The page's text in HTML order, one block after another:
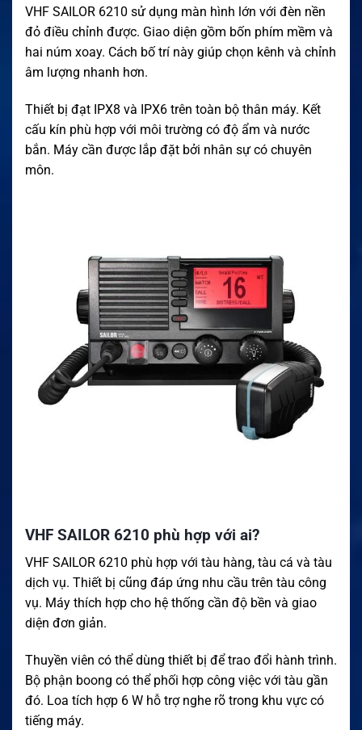
VHF SAILOR 6210 sử dụng màn hình lớn với đèn nền
đỏ điều chỉnh được. Giao diện gồm bốn phím mềm và
hai núm xoay. Cách bố trí này giúp chọn kênh và chỉnh
âm lượng nhanh hơn.
Thiết bị đạt IPX8 và IPX6 trên toàn bộ thân máy. Kết
cấu kín phù hợp với môi trường có độ ẩm và nước
bắn. Máy cần được lắp đặt bởi nhân sự có chuyên
môn.
VHF SAILOR 6210 phù hợp với ai?
VHF SAILOR 6210 phù hợp với tàu hàng, tàu cá và tàu
dịch vụ. Thiết bị cũng đáp ứng nhu cầu trên tàu công
vụ. Máy thích hợp cho hệ thống cần độ bền và giao
diện đơn giản.
Thuyền viên có thể dùng thiết bị để trao đổi hành trình.
Bộ phận boong có thể phối hợp công việc với tàu gần
đó. Loa tích hợp 6 W hỗ trợ nghe rõ trong khu vực có
tiếng máy.